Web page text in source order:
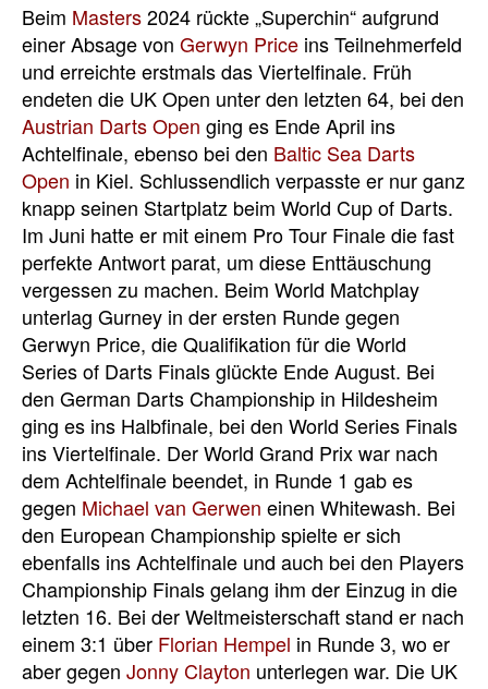
Beim Masters2024 rückte „Superchin“ aufgrund
einer Absage von Gerwyn Price ins Teilnehmerfeld
und erreichte erstmals das Viertelfinale. Früh
endeten die UK Open unter den letzten 64, bei den
Austrian Darts Open ging es Ende April ins
Achtelfinale, ebenso bei den Baltic Sea Darts
Open in Kiel. Schlussendlich verpasste er nur ganz
knapp seinen Startplatz beim World Cup of Darts.
Im Juni hatte er mit einem Pro Tour Finale die fast
perfekte Antwort parat, um diese Enttäuschung
vergessen zu machen. Beim World Matchplay
unterlag Gurney in der ersten Runde gegen
Gerwyn Price, die Qualifikation für die World
Series of Darts Finals glückte Ende August. Bei
den German Darts Championship in Hildesheim
ging es ins Halbfinale, bei den World Series Finals
ins Viertelfinale. Der World Grand Prix war nach
dem Achtelfinale beendet, in Runde 1 gab es
gegen Michael van Gerwen einen Whitewash. Bei
den European Championship spielte er sich
ebenfalls ins Achtelfinale und auch bei den Players
Championship Finals gelang ihm der Einzug in die
letzten 16. Bei der Weltmeisterschaft stand er nach
einem 3:1 über Florian Hempel in Runde 3, wo er
aber gegen Jonny Clayton unterlegen war. Die UK